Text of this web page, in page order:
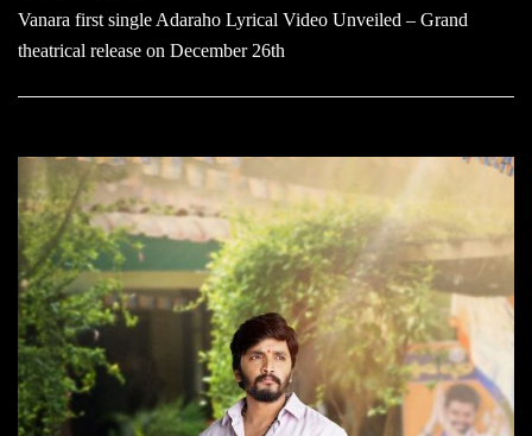
Vanara first single Adaraho Lyrical Video Unveiled – Grand
theatrical release on December 26th